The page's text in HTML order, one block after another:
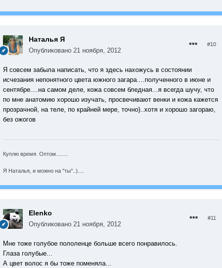
Наталья Я
Опубликовано 21 ноября, 2012
#10
Я совсем забыла написать, что я здесь нахожусь в состоянии
исчезания непонятного цвета южного загара....полученного в июне и
сентябре....на самом деле, кожа совсем бледная...я всегда шучу, что
по мне анатомию хорошо изучать, просвечивают венки и кожа кажется
прозрачной, на теле, по крайней мере, точно)..хотя и хорошо загораю,
без ожогов
Куплю время. Оптом........
Я Наталья, и можно на "ты"..)....
Elenko
Опубликовано 21 ноября, 2012
#11
Мне тоже голубое пололенце больше всего понравилось.
Глаза голубые...
А цвет волос я бы тоже поменяла...